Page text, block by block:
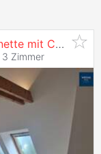
ERSTBEZUG nach Sanierung - Maisonette mit Charme und Komfort – Perfekt für jedes Zuhause in
3 Zimmer